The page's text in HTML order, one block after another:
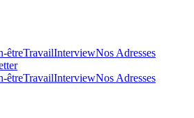
êtreTravailInterviewNos Adresses
êtreTravailInterviewNos Adresses